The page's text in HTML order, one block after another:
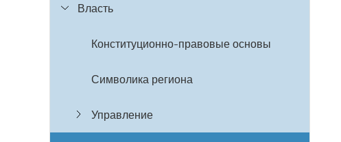
Власть
Конституционно-правовые основы
Символика региона
Управление